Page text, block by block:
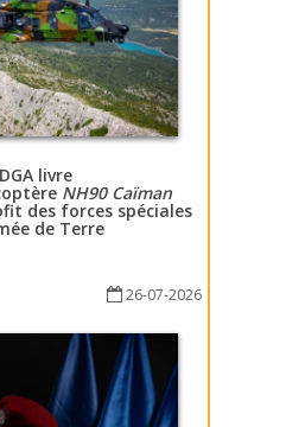
livre
NH90 Caïman
des forces spéciales
de Terre
26-07-2026